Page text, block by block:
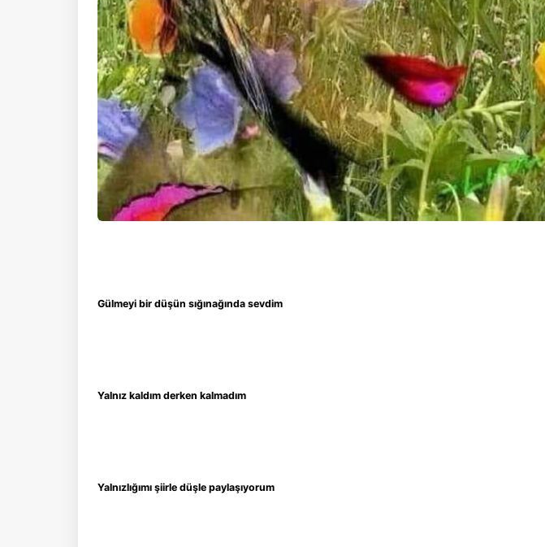
Gülmeyi bir düşün sığınağında sevdim
Yalnız kaldım derken kalmadım
Yalnızlığımı şiirle düşle paylaşıyorum